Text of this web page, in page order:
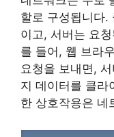
할로 구성됩니다.
이고, 서버는 요
를 들어, 웹 브라
요청을 보내면,
지 데이터를 클라
한 상호작용은 네